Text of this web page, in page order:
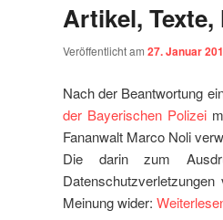
Artikel,
Veröffentlicht am 27. Januar
Nach der Beantwortung
der Bayerischen Polizei
Fananwalt Marco Noli
Die darin zum
Meinung wider: